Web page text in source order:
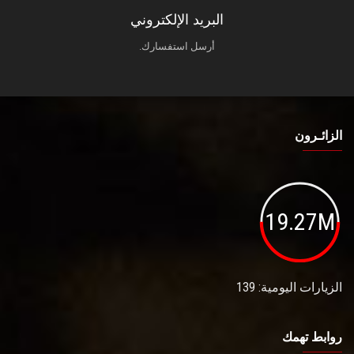
البريد الإلكتروني
أرسل استفسارك.
الزائـرون
19.27M
الزيارات اليومية: 139
روابط تهمك